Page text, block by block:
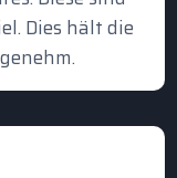
Dies hält die